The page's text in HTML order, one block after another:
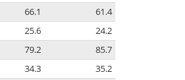
66.1
61.4
25.6
24.2
79.2
85.7
34.3
35.2